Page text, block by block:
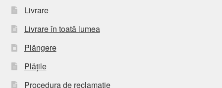
Livrare
Livrare în toată lumea
Plângere
Plățile
Procedura de reclamație